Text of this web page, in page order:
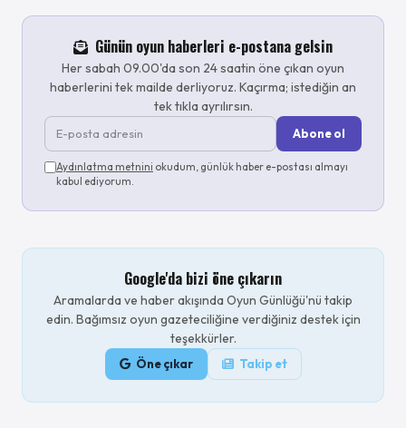
Günün oyun haberleri e-postana gelsin
Her sabah 09.00'da son 24 saatin öne çıkan oyun
haberlerini tek mailde derliyoruz. Kaçırma; istediğin an
tek tıkla ayrılırsın.
Abone ol
Aydınlatma metnini okudum, günlük haber e-postası almayı
kabul ediyorum.
Google'da bizi öne çıkarın
Aramalarda ve haber akışında Oyun Günlüğü'nü takip
edin. Bağımsız oyun gazeteciliğine verdiğiniz destek için
teşekkürler.
Öne çıkar Takip et